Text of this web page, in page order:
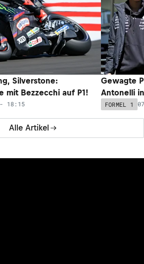
Alle Artikel
Silverstone:
mit Bezzecchi auf P1!
18:15
Gewagte
Antonelli
FORMEL 1